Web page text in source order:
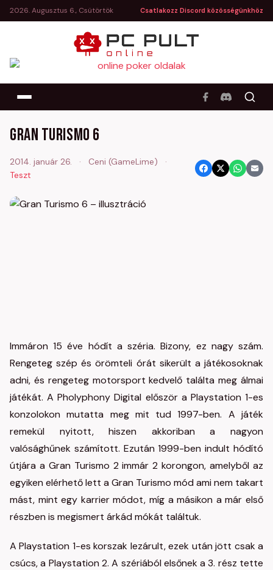
2026. Augusztus 6., Csütörtök Csatlakozz Discord közösségünkhöz
Gran Turismo 6
2014. január 26. · Ceni (GameLime)
·
Teszt
Immáron 15 éve hódít a széria. Bizony, ez nagy szám.
Rengeteg szép és örömteli órát sikerült a játékosoknak
adni, és rengeteg motorsport kedvelő találta meg álmai
játékát. A Pholyphony Digital először a Playstation 1-es
konzolokon mutatta meg mit tud 1997-ben. A játék
remekül nyitott, hiszen akkoriban a nagyon
valósághűnek számított. Ezután 1999-ben indult hódító
útjára a Gran Turismo 2 immár 2 korongon, amelyből az
egyiken elérhető lett a Gran Turismo mód ami nem takart
mást, mint egy karrier módot, míg a másikon a már első
részben is megismert árkád mókát találtuk.
A Playstation 1-es korszak lezárult, ezek után jött csak a
csúcs, a Playstation 2. A szériából elsőnek a 3. rész tette